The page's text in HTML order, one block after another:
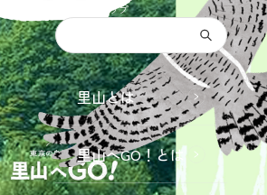
都庁総合トップ
里山とは
里山へGO！とは